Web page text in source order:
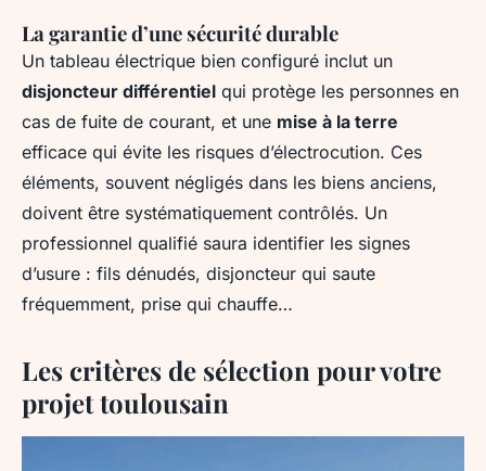
La garantie d’une sécurité durable
Un tableau électrique bien configuré inclut un
disjoncteur différentiel qui protège les personnes en
cas de fuite de courant, et une mise à la terre
efficace qui évite les risques d’électrocution. Ces
éléments, souvent négligés dans les biens anciens,
doivent être systématiquement contrôlés. Un
professionnel qualifié saura identifier les signes
d’usure : fils dénudés, disjoncteur qui saute
fréquemment, prise qui chauffe…
Les critères de sélection pour votre
projet toulousain